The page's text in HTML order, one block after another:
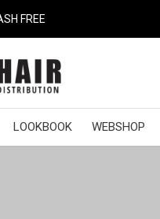
LOOKBOOK WEBSHOP
FREE